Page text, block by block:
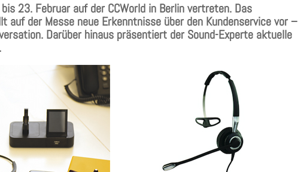
23. Februar auf der CCWorld in Berlin vertreten. Das
auf der Messe neue Erkenntnisse über den Kundenservice vor –
Darüber hinaus präsentiert der Sound-Experte aktuelle